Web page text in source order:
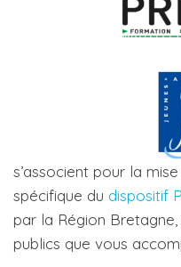
s’associent pour la
spécifique du dispositif
par la Région
publics que vous